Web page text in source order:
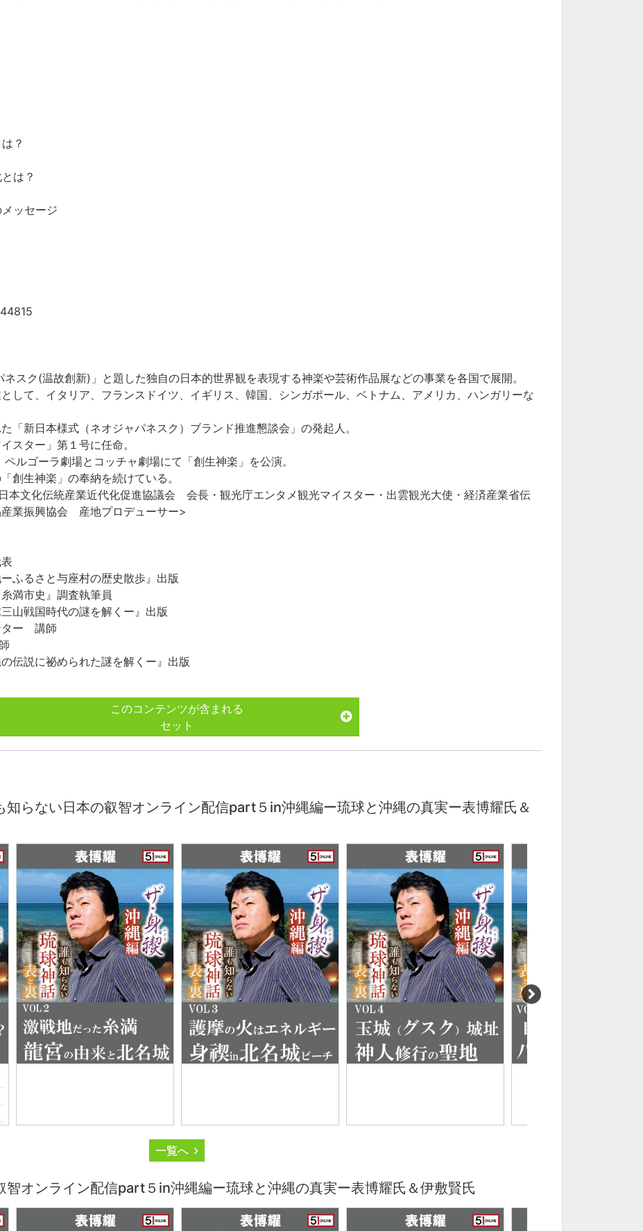
？
は？
ッセージ
スク(温故創新)」と題した独自の日本的世界観を表現する神楽や芸術作品展などの事業を各国で展開。
して、イタリア、フランスドイツ、イギリス、韓国、シンガポール、ベトナム、アメリカ、ハンガリーな
「新日本様式（ネオジャパネスク）ブランド推進懇談会」の発起人。
スター」第１号に任命。
ルゴーラ劇場とコッチャ劇場にて「創生神楽」を公演。
創生神楽」の奉納を続けている。
本文化伝統産業近代化促進協議会 会長・観光庁エンタメ観光マイスター・出雲観光大使・経済産業省伝
業振興協会 産地プロデューサー>
ふるさと与座村の歴史散歩』出版
満市史』調査執筆員
山戦国時代の謎を解くー』出版
ター 講師
伝説に祕められた謎を解くー』出版
このコンテンツが含まれる
セット
知らない日本の叡智オンライン配信part５in沖縄編ー琉球と沖縄の真実ー表博耀氏＆
一覧へ
智オンライン配信part５in沖縄編ー琉球と沖縄の真実ー表博耀氏＆伊敷賢氏